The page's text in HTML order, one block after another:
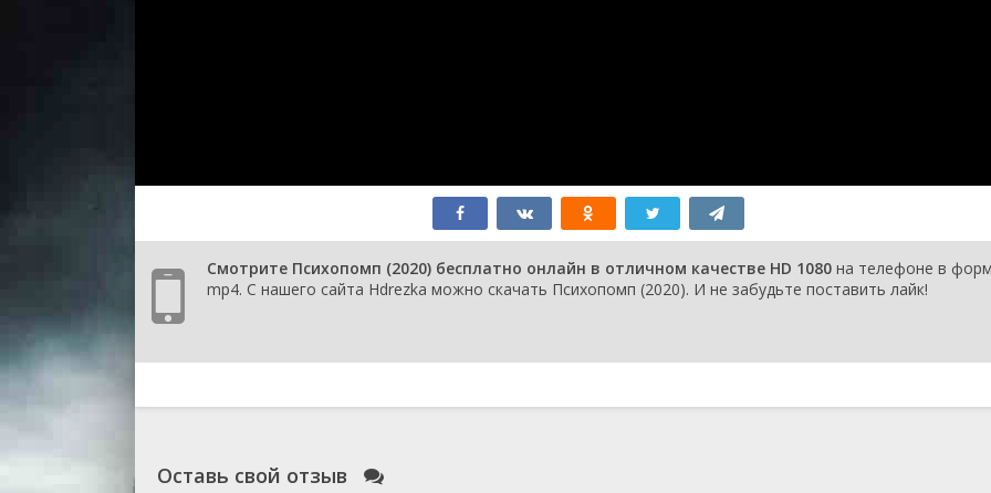
Смотрите Психопомп (2020) бесплатно онлайн в отличном качестве HD 1080 на телефоне в
mp4. С нашего сайта Hdrezka можно скачать Психопомп (2020). И не забудьте поставить лайк!
Оставь свой отзыв